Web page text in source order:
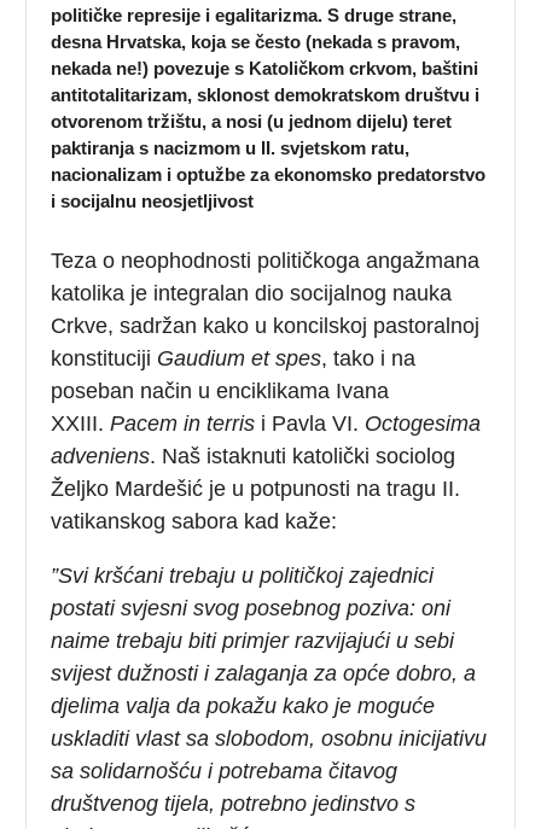
političke represije i egalitarizma. S druge strane,
desna Hrvatska, koja se često (nekada s pravom,
nekada ne!) povezuje s Katoličkom crkvom, baštini
antitotalitarizam, sklonost demokratskom društvu i
otvorenom tržištu, a nosi (u jednom dijelu) teret
paktiranja s nacizmom u II. svjetskom ratu,
nacionalizam i optužbe za ekonomsko predatorstvo
i socijalnu neosjetljivost
Teza o neophodnosti političkoga angažmana
katolika je integralan dio socijalnog nauka
Crkve, sadržan kako u koncilskoj pastoralnoj
konstituciji Gaudium et spes, tako i na
poseban način u enciklikama Ivana
XXIII.Pacem in terris i Pavla VI. Octogesima
adveniens. Naš istaknuti katolički sociolog
Željko Mardešić je u potpunosti na tragu II.
vatikanskog sabora kad kaže:
”Svi kršćani trebaju u političkoj zajednici
postati svjesni svog posebnog poziva: oni
naime trebaju biti primjer razvijajući u sebi
svijest dužnosti i zalaganja za opće dobro, a
djelima valja da pokažu kako je moguće
uskladiti vlast sa slobodom, osobnu inicijativu
sa solidarnošću i potrebama čitavog
društvenog tijela, potrebno jedinstvo s